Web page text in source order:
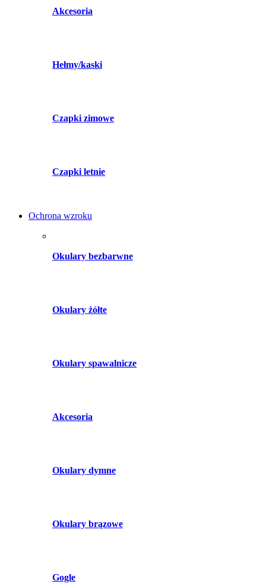
Akcesoria
Hełmy/kaski
Czapki zimowe
Czapki letnie
Ochrona wzroku
Okulary bezbarwne
Okulary żółte
Okulary spawalnicze
Akcesoria
Okulary dymne
Okulary brązowe
Gogle